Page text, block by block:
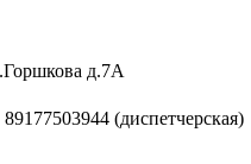
д.7А
89177503944 (диспетчерская)